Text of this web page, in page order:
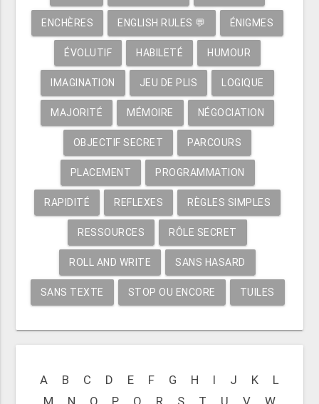
ENCHÈRES ENGLISH RULES 💬 ÉNIGMES
ÉVOLUTIF HABILETÉ HUMOUR
IMAGINATION JEU DE PLIS LOGIQUE
MAJORITÉ MÉMOIRE NÉGOCIATION
OBJECTIF SECRET PARCOURS
PLACEMENT PROGRAMMATION
RAPIDITÉ REFLEXES RÈGLES SIMPLES
RESSOURCES RÔLE SECRET
ROLL AND WRITE SANS HASARD
SANS TEXTE STOP OU ENCORE TUILES
A B C D E F G H I J K
L